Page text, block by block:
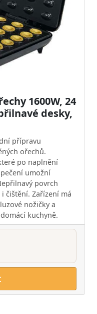
1600W, 24
desky,
přípravu
ořechů.
po naplnění
umožní
povrch
čištění. Zařízení má
nožičky a
kuchyně.